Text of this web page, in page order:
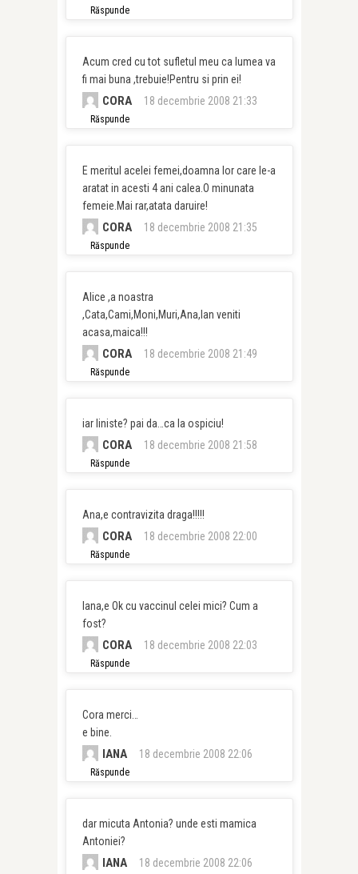
Răspunde
Acum cred cu tot sufletul meu ca lumea va
fi mai buna ,trebuie!Pentru si prin ei!
CORA 18 decembrie 2008 21:33
Răspunde
E meritul acelei femei,doamna lor care le-a
aratat in acesti 4 ani calea.O minunata
femeie.Mai rar,atata daruire!
CORA 18 decembrie 2008 21:35
Răspunde
Alice ,a noastra
,Cata,Cami,Moni,Muri,Ana,Ian veniti
acasa,maica!!!
CORA 18 decembrie 2008 21:49
Răspunde
iar liniste? pai da…ca la ospiciu!
CORA 18 decembrie 2008 21:58
Răspunde
Ana,e contravizita draga!!!!!
CORA 18 decembrie 2008 22:00
Răspunde
Iana,e Ok cu vaccinul celei mici? Cum a
fost?
CORA 18 decembrie 2008 22:03
Răspunde
Cora merci…
e bine.
IANA 18 decembrie 2008 22:06
Răspunde
dar micuta Antonia? unde esti mamica
Antoniei?
IANA 18 decembrie 2008 22:06